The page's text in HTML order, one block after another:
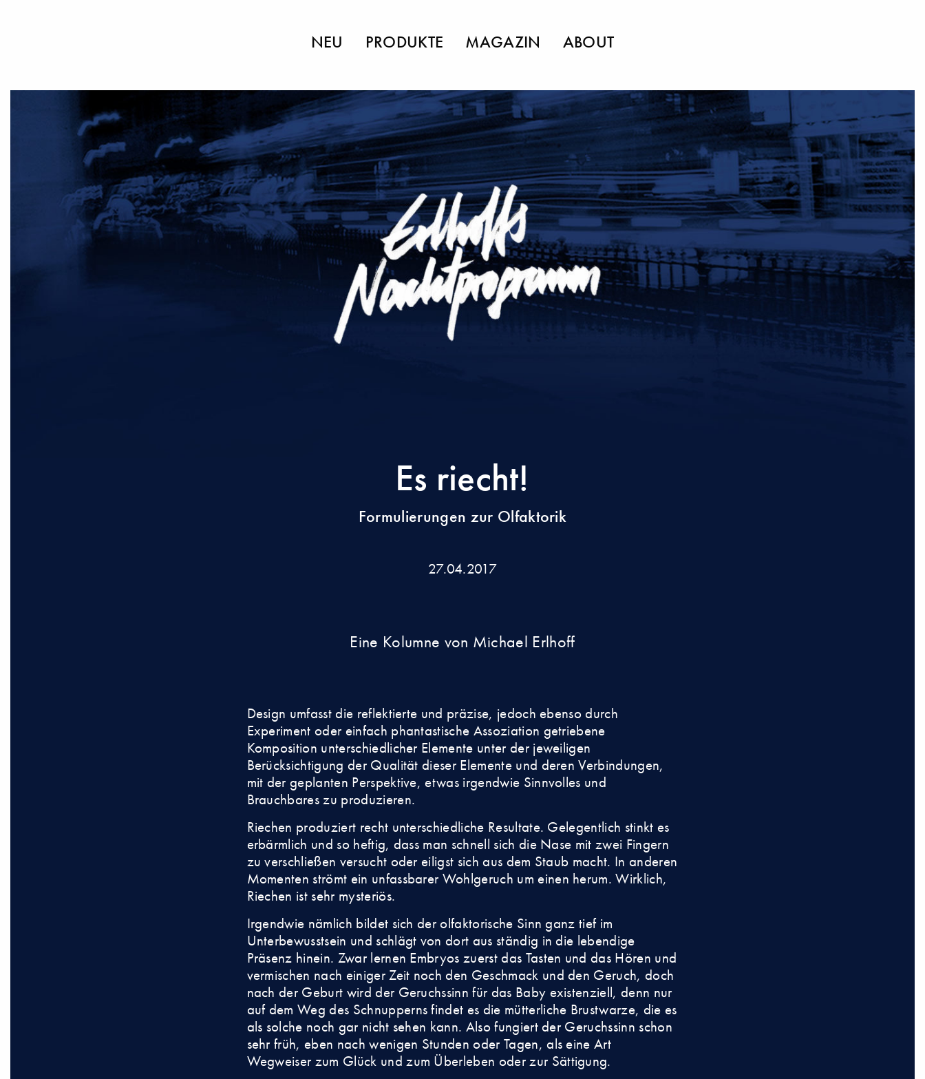
NEU PRODUKTE MAGAZIN ABOUT
Es riecht!
Formulierungen zur Olfaktorik
27.04.2017
Eine Kolumne von Michael Erlhoff
Design umfasst die reflektierte und präzise, jedoch ebenso durch
Experiment oder einfach phantastische Assoziation getriebene
Komposition unterschiedlicher Elemente unter der jeweiligen
Berücksichtigung der Qualität dieser Elemente und deren Verbindungen,
mit der geplanten Perspektive, etwas irgendwie Sinnvolles und
Brauchbares zu produzieren.
Riechen produziert recht unterschiedliche Resultate. Gelegentlich stinkt es
erbärmlich und so heftig, dass man schnell sich die Nase mit zwei Fingern
zu verschließen versucht oder eiligst sich aus dem Staub macht. In anderen
Momenten strömt ein unfassbarer Wohlgeruch um einen herum. Wirklich,
Riechen ist sehr mysteriös.
Irgendwie nämlich bildet sich der olfaktorische Sinn ganz tief im
Unterbewusstsein und schlägt von dort aus ständig in die lebendige
Präsenz hinein. Zwar lernen Embryos zuerst das Tasten und das Hören und
vermischen nach einiger Zeit noch den Geschmack und den Geruch, doch
nach der Geburt wird der Geruchssinn für das Baby existenziell, denn nur
auf dem Weg des Schnupperns findet es die mütterliche Brustwarze, die es
als solche noch gar nicht sehen kann. Also fungiert der Geruchssinn schon
sehr früh, eben nach wenigen Stunden oder Tagen, als eine Art
Wegweiser zum Glück und zum Überleben oder zur Sättigung.